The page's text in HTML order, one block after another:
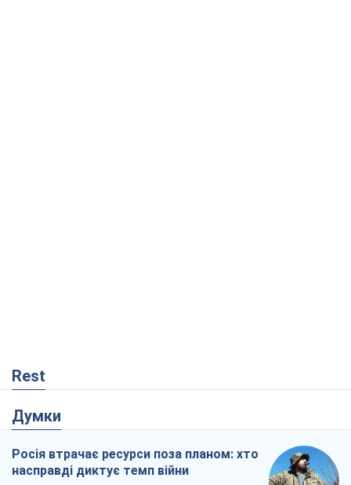
Rest
Думки
Росія втрачає ресурси поза планом: хто
насправді диктує темп війни